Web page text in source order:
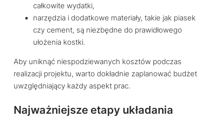
całkowite wydatki,
narzędzia i dodatkowe materiały, takie jak piasek
czy cement, są niezbędne do prawidłowego
ułożenia kostki.
Aby uniknąć niespodziewanych kosztów podczas
realizacji projektu, warto dokładnie zaplanować budżet
uwzględniający każdy aspekt prac.
Najważniejsze etapy układania